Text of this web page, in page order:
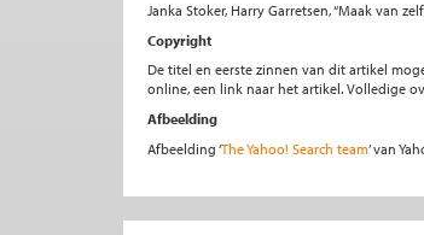
Janka Stoker, Harry Garretsen, “Maak van
Copyright
De titel en eerste zinnen van dit artikel
online, een link naar het artikel. Volledige
Afbeelding
Afbeelding ‘The Yahoo! Search team’ van